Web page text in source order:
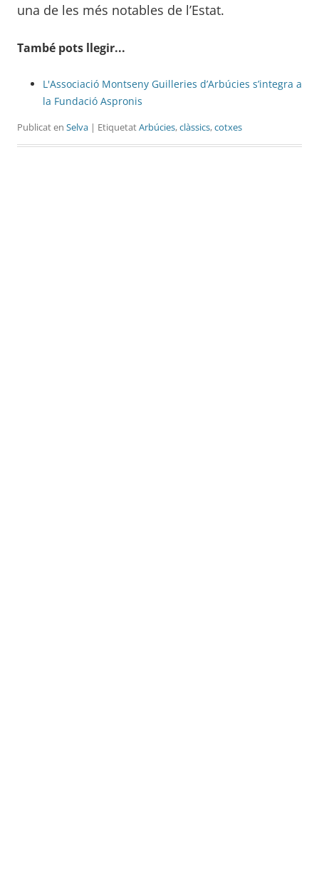
una de les més notables de l’Estat.
També pots llegir...
L'Associació Montseny Guilleries d’Arbúcies s’integra a
la Fundació Aspronis
Publicat en Selva | EtiquetatArbúcies,clàssics,cotxes